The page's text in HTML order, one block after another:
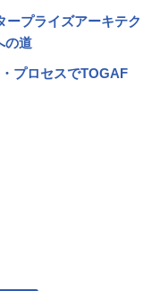
プライズアーキテク
の道
プロセスでTOGAF